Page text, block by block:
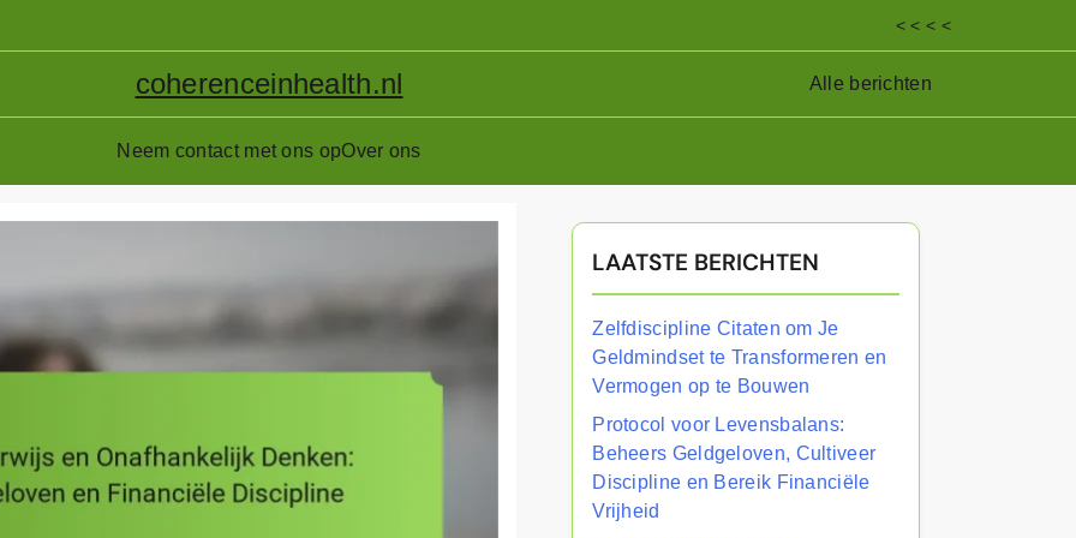
< < < <
coherenceinhealth.nl Alle berichten
Neem contact met ons opOver ons
LAATSTE BERICHTEN
Zelfdiscipline Citaten om Je
Geldmindset te Transformeren en
Vermogen op te Bouwen
Protocol voor Levensbalans:
Beheers Geldgeloven, Cultiveer
Discipline en Bereik Financiële
Vrijheid